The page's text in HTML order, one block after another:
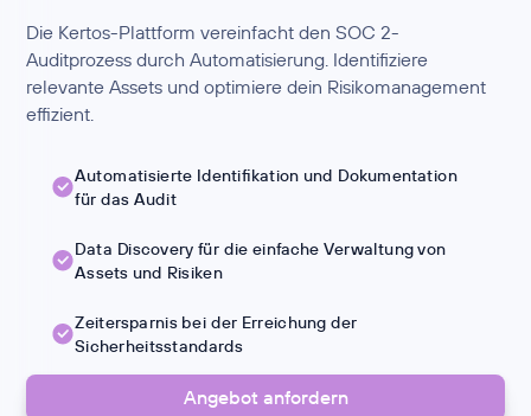
Die Kertos-Plattform vereinfacht den SOC 2-
Auditprozess durch Automatisierung. Identifiziere
relevante Assets und optimiere dein Risikomanagement
effizient.
Automatisierte Identifikation und Dokumentation
für das Audit
Data Discovery für die einfache Verwaltung von
Assets und Risiken
Zeitersparnis bei der Erreichung der
Sicherheitsstandards
Angebot anfordern